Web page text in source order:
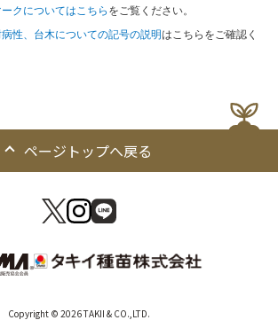
クについてはこちら をご覧ください。
性、台木についての記号の説明はこちらをご確認く
ページトップへ戻る
Copyright © 2026 TAKII & CO.,LTD.